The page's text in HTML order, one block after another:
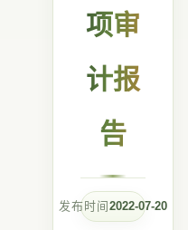
项审
计报
告
发布时间2022-07-20